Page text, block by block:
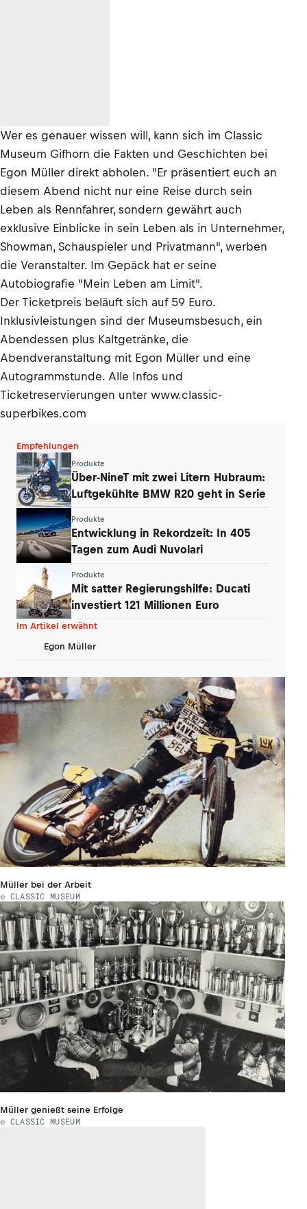
Wer es genauer wissen will, kann sich im Classic
Museum Gifhorn die Fakten und Geschichten bei
Egon Müller direkt abholen. "Er präsentiert euch an
diesem Abend nicht nur eine Reise durch sein
Leben als Rennfahrer, sondern gewährt auch
exklusive Einblicke in sein Leben als in Unternehmer,
Showman, Schauspieler und Privatmann", werben
die Veranstalter. Im Gepäck hat er seine
Autobiografie "Mein Leben am Limit".
Der Ticketpreis beläuft sich auf 59 Euro.
Inklusivleistungen sind der Museumsbesuch, ein
Abendessen plus Kaltgetränke, die
Abendveranstaltung mit Egon Müller und eine
Autogrammstunde. Alle Infos und
Ticketreservierungen unter www.classic-
superbikes.com
Empfehlungen
Produkte
Über-NineT mit zwei Litern Hubraum:
Luftgekühlte BMW R20 geht in Serie
Produkte
Entwicklung in Rekordzeit: In 405
Tagen zum Audi Nuvolari
Produkte
Mit satter Regierungshilfe: Ducati
investiert 121 Millionen Euro
Im Artikel erwähnt
Egon Müller
Müller bei der Arbeit
© CLASSIC MUSEUM
Müller genießt seine Erfolge
© CLASSIC MUSEUM